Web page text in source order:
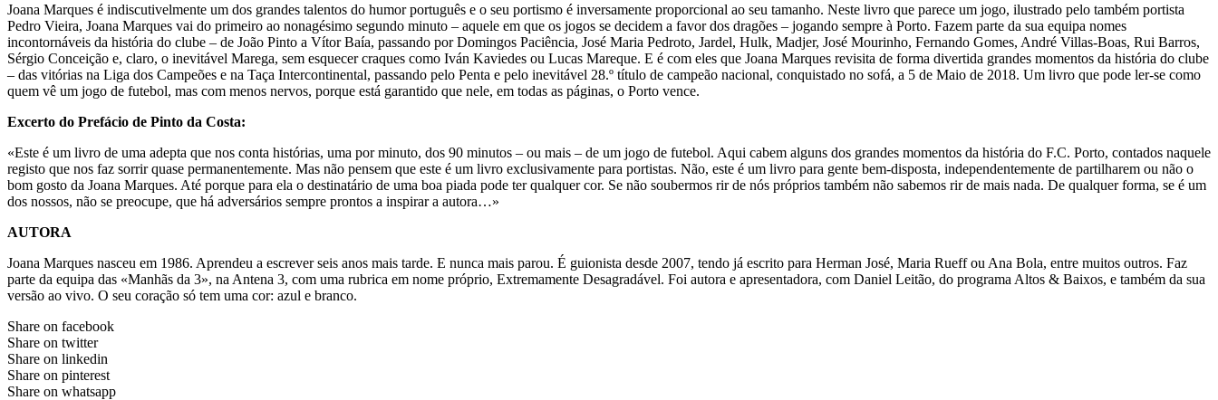
Joana Marques é indiscutivelmente um dos grandes talentos do humor português e o seu portismo é inversamente proporcional ao seu tamanho. Neste livro que parece um jogo, ilustrado pelo também portista
Pedro Vieira, Joana Marques vai do primeiro ao nonagésimo segundo minuto – aquele em que os jogos se decidem a favor dos dragões – jogando sempre à Porto. Fazem parte da sua equipa nomes
incontornáveis da história do clube – de João Pinto a Vítor Baía, passando por Domingos Paciência, José Maria Pedroto, Jardel, Hulk, Madjer, José Mourinho, Fernando Gomes, André Villas-Boas, Rui Barros,
Sérgio Conceição e, claro, o inevitável Marega, sem esquecer craques como Iván Kaviedes ou Lucas Mareque. E é com eles que Joana Marques revisita de forma divertida grandes momentos da história do clube
– das vitórias na Liga dos Campeões e na Taça Intercontinental, passando pelo Penta e pelo inevitável 28.º título de campeão nacional, conquistado no sofá, a 5 de Maio de 2018. Um livro que pode ler-se como
quem vê um jogo de futebol, mas com menos nervos, porque está garantido que nele, em todas as páginas, o Porto vence.
Excerto do Prefácio de Pinto da Costa:
«Este é um livro de uma adepta que nos conta histórias, uma por minuto, dos 90 minutos – ou mais – de um jogo de futebol. Aqui cabem alguns dos grandes momentos da história do F.C. Porto, contados naquele
registo que nos faz sorrir quase permanentemente. Mas não pensem que este é um livro exclusivamente para portistas. Não, este é um livro para gente bem-disposta, independentemente de partilharem ou não o
bom gosto da Joana Marques. Até porque para ela o destinatário de uma boa piada pode ter qualquer cor. Se não soubermos rir de nós próprios também não sabemos rir de mais nada. De qualquer forma, se é um
dos nossos, não se preocupe, que há adversários sempre prontos a inspirar a autora…»
AUTORA
Joana Marques nasceu em 1986. Aprendeu a escrever seis anos mais tarde. E nunca mais parou. É guionista desde 2007, tendo já escrito para Herman José, Maria Rueff ou Ana Bola, entre muitos outros. Faz
parte da equipa das «Manhãs da 3», na Antena 3, com uma rubrica em nome próprio, Extremamente Desagradável. Foi autora e apresentadora, com Daniel Leitão, do programa Altos & Baixos, e também da sua
versão ao vivo. O seu coração só tem uma cor: azul e branco.
Share on facebook
Share on twitter
Share on linkedin
Share on pinterest
Share on whatsapp